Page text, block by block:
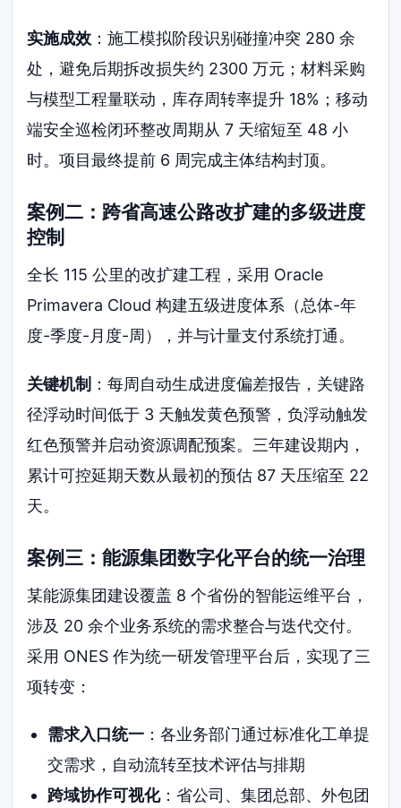
实施成效 ：施工模拟阶段识别碰撞冲突 280 余
处，避免后期拆改损失约 2300 万元；材料采购
与模型工程量联动，库存周转率提升 18%；移动
端安全巡检闭环整改周期从 7 天缩短至 48 小
时。项目最终提前 6 周完成主体结构封顶。
案例二：跨省高速公路改扩建的多级进度
控制
全长 115 公里的改扩建工程，采用 Oracle
Primavera Cloud 构建五级进度体系（总体-年
度-季度-月度-周），并与计量支付系统打通。
关键机制 ：每周自动生成进度偏差报告，关键路
径浮动时间低于 3 天触发黄色预警，负浮动触发
红色预警并启动资源调配预案。三年建设期内，
累计可控延期天数从最初的预估 87 天压缩至 22
天。
案例三：能源集团数字化平台的统一治理
某能源集团建设覆盖 8 个省份的智能运维平台，
涉及 20 余个业务系统的需求整合与迭代交付。
采用 ONES 作为统一研发管理平台后，实现了三
项转变：
需求入口统一：各业务部门通过标准化工单提
交需求，自动流转至技术评估与排期
跨域协作可视化：省公司、集团总部、外包团